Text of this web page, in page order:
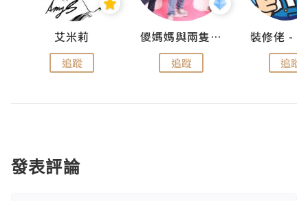
艾米莉
追蹤
儍媽媽與兩隻小魔怪之家
追蹤 追蹤
發表評論